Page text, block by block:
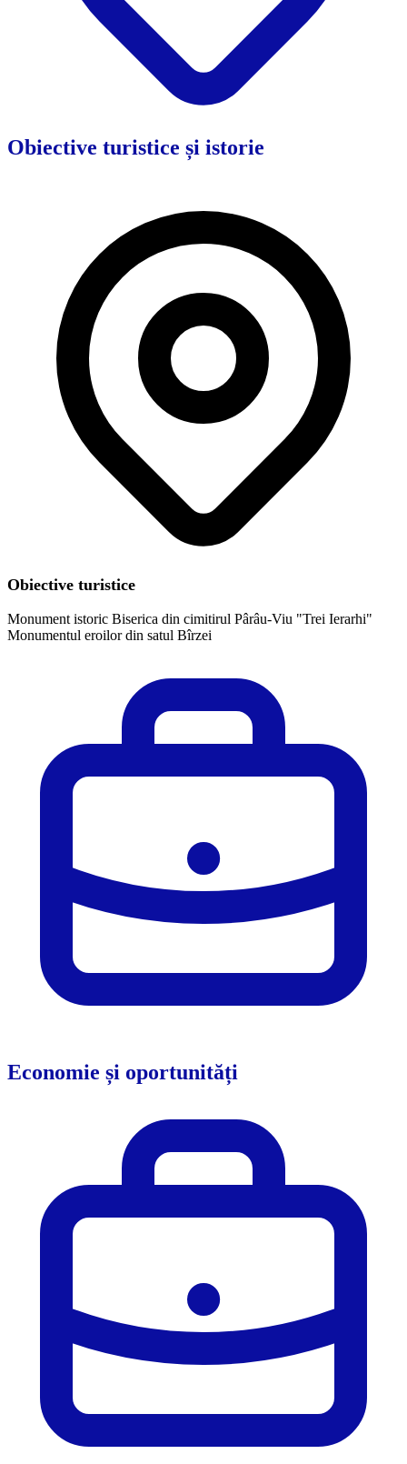
Obiective turistice și istorie
Obiective turistice
Monument istoric Biserica din cimitirul Pârâu-Viu "Trei Ierarhi"
Monumentul eroilor din satul Bîrzei
Economie și oportunități